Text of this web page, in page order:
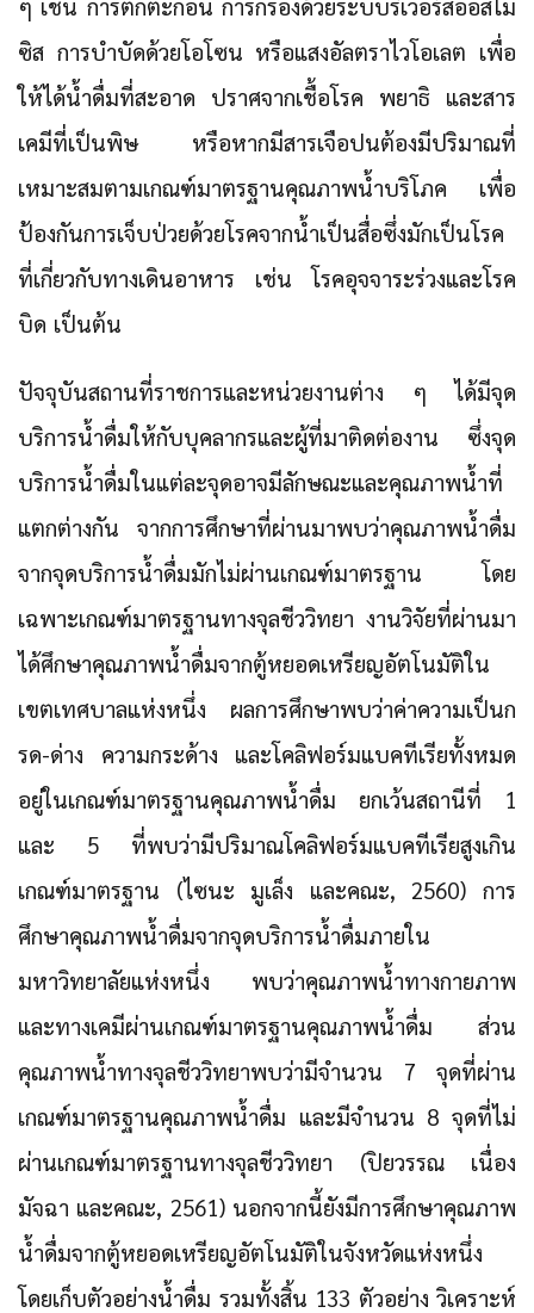
ๆ เช่น การตกตะกอน การกรองด้วยระบบรีเวอร์สออสโม
ซิส การบำบัดด้วยโอโซน หรือแสงอัลตราไวโอเลต เพื่อ
ให้ได้น้ำดื่มที่สะอาด ปราศจากเชื้อโรค พยาธิ และสาร
เคมีที่เป็นพิษ หรือหากมีสารเจือปนต้องมีปริมาณที่
เหมาะสมตามเกณฑ์มาตรฐานคุณภาพน้ำบริโภค เพื่อ
ป้องกันการเจ็บป่วยด้วยโรคจากน้ำเป็นสื่อซึ่งมักเป็นโรค
ที่เกี่ยวกับทางเดินอาหาร เช่น โรคอุจจาระร่วงและโรค
บิด เป็นต้น
ปัจจุบันสถานที่ราชการและหน่วยงานต่าง ๆ ได้มีจุด
บริการน้ำดื่มให้กับบุคลากรและผู้ที่มาติดต่องาน ซึ่งจุด
บริการน้ำดื่มในแต่ละจุดอาจมีลักษณะและคุณภาพน้ำที่
แตกต่างกัน จากการศึกษาที่ผ่านมาพบว่าคุณภาพน้ำดื่ม
จากจุดบริการน้ำดื่มมักไม่ผ่านเกณฑ์มาตรฐาน โดย
เฉพาะเกณฑ์มาตรฐานทางจุลชีววิทยา งานวิจัยที่ผ่านมา
ได้ศึกษาคุณภาพน้ำดื่มจากตู้หยอดเหรียญอัตโนมัติใน
เขตเทศบาลแห่งหนึ่ง ผลการศึกษาพบว่าค่าความเป็นก
รด-ด่าง ความกระด้าง และโคลิฟอร์มแบคทีเรียทั้งหมด
อยู่ในเกณฑ์มาตรฐานคุณภาพน้ำดื่ม ยกเว้นสถานีที่ 1
และ 5 ที่พบว่ามีปริมาณโคลิฟอร์มแบคทีเรียสูงเกิน
เกณฑ์มาตรฐาน (ไซนะ มูเล็ง และคณะ, 2560) การ
ศึกษาคุณภาพน้ำดื่มจากจุดบริการน้ำดื่มภายใน
มหาวิทยาลัยแห่งหนึ่ง พบว่าคุณภาพน้ำทางกายภาพ
และทางเคมีผ่านเกณฑ์มาตรฐานคุณภาพน้ำดื่ม ส่วน
คุณภาพน้ำทางจุลชีววิทยาพบว่ามีจำนวน 7 จุดที่ผ่าน
เกณฑ์มาตรฐานคุณภาพน้ำดื่ม และมีจำนวน 8 จุดที่ไม่
ผ่านเกณฑ์มาตรฐานทางจุลชีววิทยา (ปิยวรรณ เนื่อง
มัจฉา และคณะ, 2561) นอกจากนี้ยังมีการศึกษาคุณภาพ
น้ำดื่มจากตู้หยอดเหรียญอัตโนมัติในจังหวัดแห่งหนึ่ง
โดยเก็บตัวอย่างน้ำดื่ม รวมทั้งสิ้น 133 ตัวอย่าง วิเคราะห์